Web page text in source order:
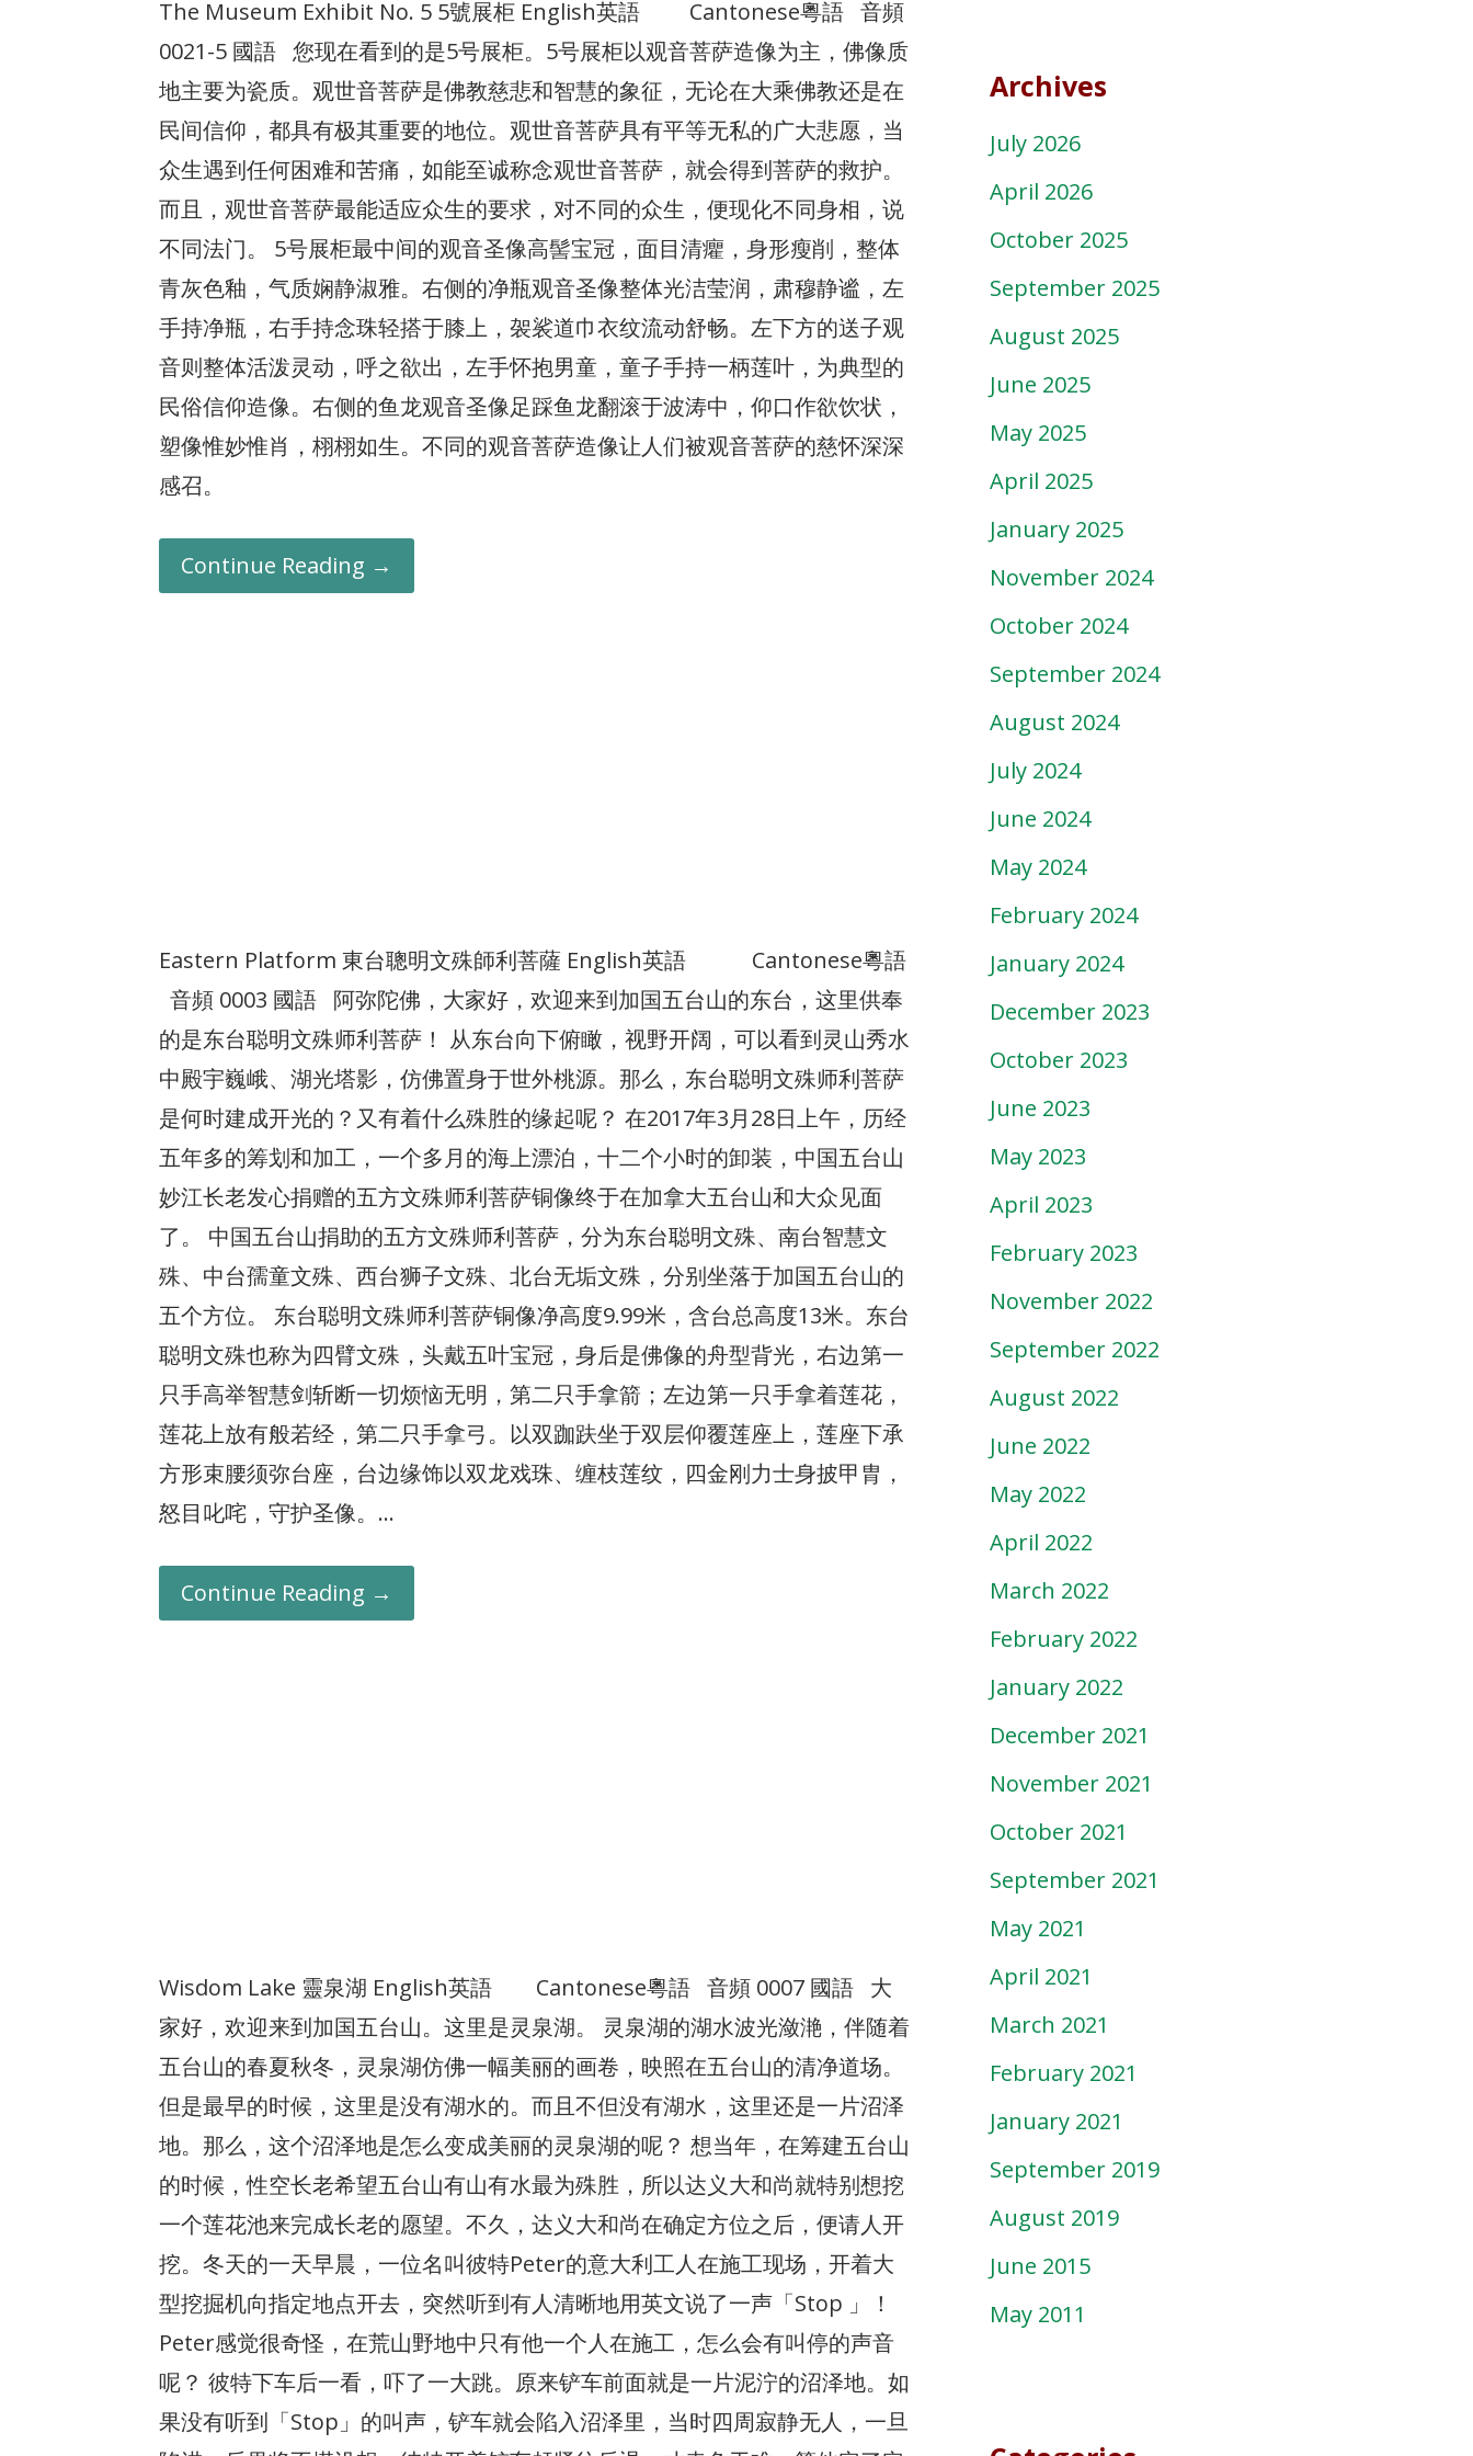
The Museum Exhibit No. 5 5號展柜 English英語 Cantonese粵語 音頻
0021-5 國語 您现在看到的是5号展柜。5号展柜以观音菩萨造像为主，佛像质
地主要为瓷质。观世音菩萨是佛教慈悲和智慧的象征，无论在大乘佛教还是在
民间信仰，都具有极其重要的地位。观世音菩萨具有平等无私的广大悲愿，当
众生遇到任何困难和苦痛，如能至诚称念观世音菩萨，就会得到菩萨的救护。
而且，观世音菩萨最能适应众生的要求，对不同的众生，便现化不同身相，说
不同法门。 5号展柜最中间的观音圣像高髻宝冠，面目清癯，身形瘦削，整体
青灰色釉，气质娴静淑雅。右侧的净瓶观音圣像整体光洁莹润，肃穆静谧，左
手持净瓶，右手持念珠轻搭于膝上，袈裟道巾衣纹流动舒畅。左下方的送子观
音则整体活泼灵动，呼之欲出，左手怀抱男童，童子手持一柄莲叶，为典型的
民俗信仰造像。右侧的鱼龙观音圣像足踩鱼龙翻滚于波涛中，仰口作欲饮状，
塑像惟妙惟肖，栩栩如生。不同的观音菩萨造像让人们被观音菩萨的慈怀深深
感召。
Continue Reading →
Eastern Platform 東台聰明文殊師利菩薩 English英語 Cantonese粵語
音頻 0003 國語 阿弥陀佛，大家好，欢迎来到加国五台山的东台，这里供奉
的是东台聪明文殊师利菩萨！ 从东台向下俯瞰，视野开阔，可以看到灵山秀水
中殿宇巍峨、湖光塔影，仿佛置身于世外桃源。那么，东台聪明文殊师利菩萨
是何时建成开光的？又有着什么殊胜的缘起呢？ 在2017年3月28日上午，历经
五年多的筹划和加工，一个多月的海上漂泊，十二个小时的卸装，中国五台山
妙江长老发心捐赠的五方文殊师利菩萨铜像终于在加拿大五台山和大众见面
了。 中国五台山捐助的五方文殊师利菩萨，分为东台聪明文殊、南台智慧文
殊、中台孺童文殊、西台狮子文殊、北台无垢文殊，分别坐落于加国五台山的
五个方位。 东台聪明文殊师利菩萨铜像净高度9.99米，含台总高度13米。东台
聪明文殊也称为四臂文殊，头戴五叶宝冠，身后是佛像的舟型背光，右边第一
只手高举智慧剑斩断一切烦恼无明，第二只手拿箭；左边第一只手拿着莲花，
莲花上放有般若经，第二只手拿弓。以双跏趺坐于双层仰覆莲座上，莲座下承
方形束腰须弥台座，台边缘饰以双龙戏珠、缠枝莲纹，四金刚力士身披甲胄，
怒目叱咤，守护圣像。…
Continue Reading →
Wisdom Lake 靈泉湖 English英語 Cantonese粵語 音頻 0007 國語 大
家好，欢迎来到加国五台山。这里是灵泉湖。 灵泉湖的湖水波光潋滟，伴随着
五台山的春夏秋冬，灵泉湖仿佛一幅美丽的画卷，映照在五台山的清净道场。
但是最早的时候，这里是没有湖水的。而且不但没有湖水，这里还是一片沼泽
地。那么，这个沼泽地是怎么变成美丽的灵泉湖的呢？ 想当年，在筹建五台山
的时候，性空长老希望五台山有山有水最为殊胜，所以达义大和尚就特别想挖
一个莲花池来完成长老的愿望。不久，达义大和尚在确定方位之后，便请人开
挖。冬天的一天早晨，一位名叫彼特Peter的意大利工人在施工现场，开着大
型挖掘机向指定地点开去，突然听到有人清晰地用英文说了一声「Stop 」！
Peter感觉很奇怪，在荒山野地中只有他一个人在施工，怎么会有叫停的声音
呢？ 彼特下车后一看，吓了一大跳。原来铲车前面就是一片泥泞的沼泽地。如
果没有听到「Stop」的叫声，铲车就会陷入沼泽里，当时四周寂静无人，一旦
Archives
July 2026
April 2026
October 2025
September 2025
August 2025
June 2025
May 2025
April 2025
January 2025
November 2024
October 2024
September 2024
August 2024
July 2024
June 2024
May 2024
February 2024
January 2024
December 2023
October 2023
June 2023
May 2023
April 2023
February 2023
November 2022
September 2022
August 2022
June 2022
May 2022
April 2022
March 2022
February 2022
January 2022
December 2021
November 2021
October 2021
September 2021
May 2021
April 2021
March 2021
February 2021
January 2021
September 2019
August 2019
June 2015
May 2011